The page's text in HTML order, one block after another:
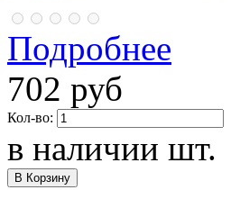
Подробнее
702 руб
Кол-во:
в наличии шт.